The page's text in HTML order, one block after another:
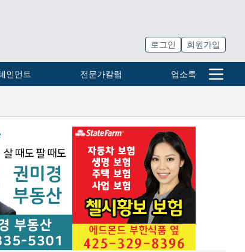
로그인 회원가입
인먼트 전문가칼럼 업소록